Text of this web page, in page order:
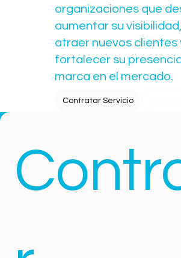
organizaciones que
aumentar su visibilidad,
atraer nuevos clientes
fortalecer su
marca en el mercado.
Contratar Servicio